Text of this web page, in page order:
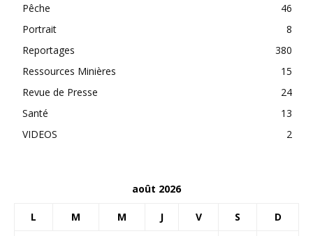
Pêche
46
Portrait
8
Reportages
380
Ressources Minières
15
Revue de Presse
24
Santé
13
VIDEOS
2
août 2026
L M M J V S D